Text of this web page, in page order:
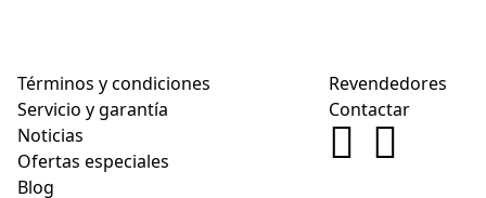
Términos y condiciones
Servicio y garantía
Noticias
Ofertas especiales
Blog
Revendedores
Contactar